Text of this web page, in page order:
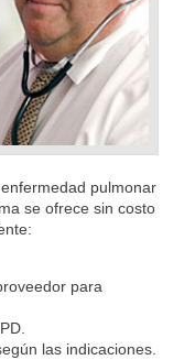
pulmonar
se ofrece sin costo
para
las indicaciones.